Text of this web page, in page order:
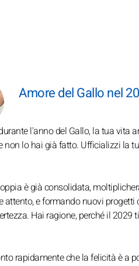
Amore del Gallo nel
l'anno del Gallo, la tua vita
non lo hai già fatto. Ufficializzi la
è già consolidata,
attento, e formando nuovi
Hai ragione, perché il 2029
rapidamente che la felicità è a